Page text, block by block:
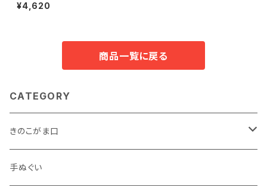
¥4,620
商品一覧に戻る
CATEGORY
きのこがま口
手のひらサイズ
手ぬぐい